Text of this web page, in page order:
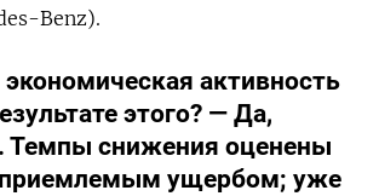
Benz).
активность
этого? — Да,
Темпы снижения оценены
ущербом; уже